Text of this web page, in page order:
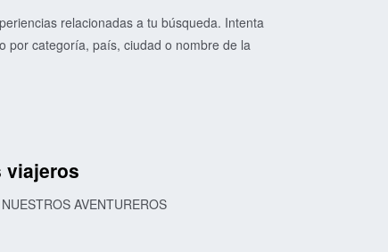
relacionadas a tu búsqueda. Intenta
por categoría, país, ciudad o nombre de la
viajeros
AVENTUREROS